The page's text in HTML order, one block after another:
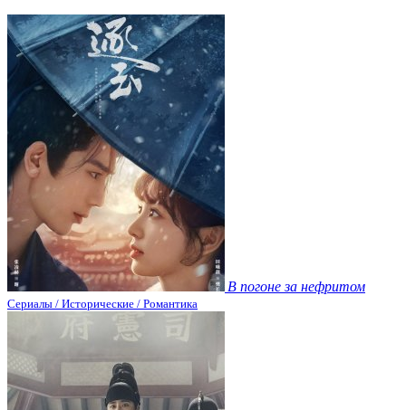
В погоне за нефритом
Сериалы / Исторические / Романтика